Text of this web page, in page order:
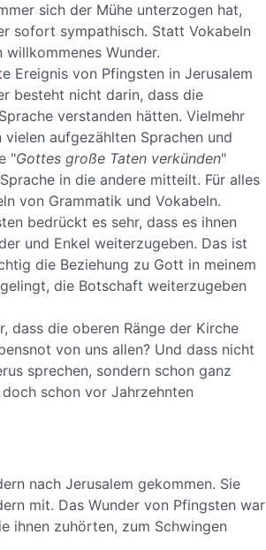
sich der Mühe unterzogen hat,
sofort sympathisch. Statt Vokabeln
Wunder.
Ereignis von Pfingsten in Jerusalem
besteht nicht darin, dass die
verstanden hätten. Vielmehr
aufgezählten Sprachen und
"Gottes große Taten verkünden"
in die andere mitteilt. Für alles
von Grammatik und Vokabeln.
bedrückt es sehr, dass es ihnen
und Enkel weiterzugeben. Das ist
die Beziehung zu Gott in meinem
die Botschaft weiterzugeben
dass die oberen Ränge der Kirche
von uns allen? Und dass nicht
sprechen, sondern schon ganz
schon vor Jahrzehnten
nach Jerusalem gekommen. Sie
mit. Das Wunder von Pfingsten war
ihnen zuhörten, zum Schwingen